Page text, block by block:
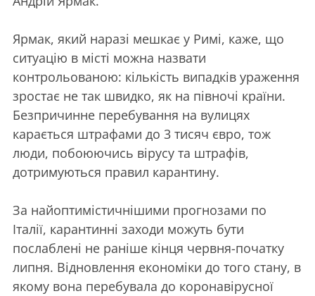
Ярмак, який наразі мешкає у Римі, каже, що
ситуацію в місті можна назвати
контрольованою: кількість випадків ураження
зростає не так швидко, як на півночі країни.
Безпричинне перебування на вулицях
карається штрафами до 3 тисяч євро, тож
люди, побоюючись вірусу та штрафів,
дотримуються правил карантину.
За найоптимістичнішими прогнозами по
Італії, карантинні заходи можуть бути
послаблені не раніше кінця червня-початку
липня. Відновлення економіки до того стану, в
якому вона перебувала до коронавірусної